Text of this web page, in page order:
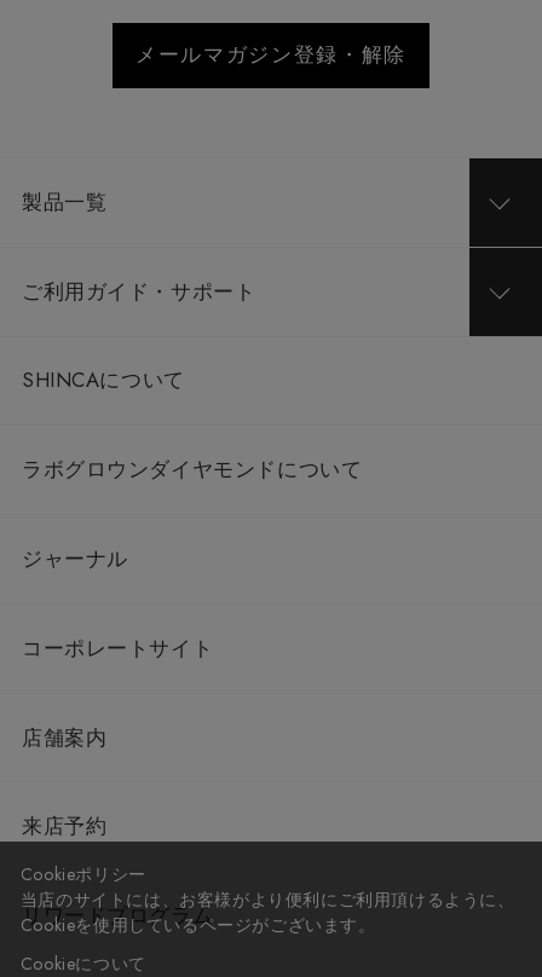
メールマガジン登録・解除
製品一覧
ご利用ガイド・サポート
SHINCAについて
ラボグロウンダイヤモンドについて
ジャーナル
コーポレートサイト
店舗案内
来店予約
リワードプログラム
Cookieポリシー
当店のサイトには、お客様がより便利にご利用頂けるように、
Cookieを使用しているページがございます。
Cookieについて